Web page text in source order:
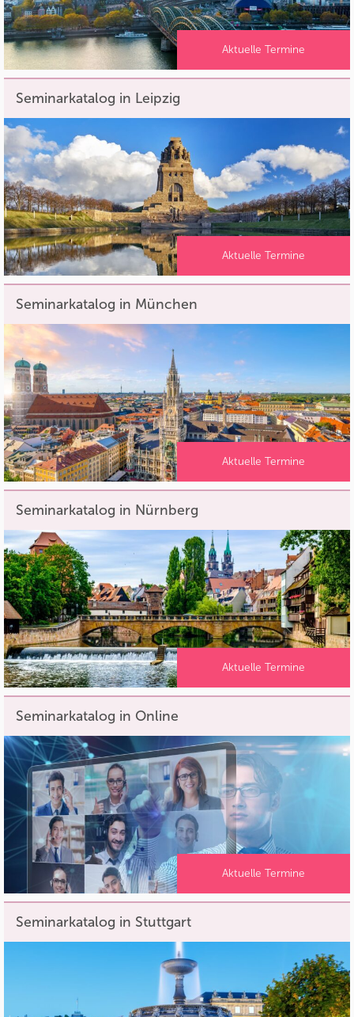
Aktuelle Termine
Seminarkatalog in Leipzig
Aktuelle Termine
Seminarkatalog in München
Aktuelle Termine
Seminarkatalog in Nürnberg
Aktuelle Termine
Seminarkatalog in Online
Aktuelle Termine
Seminarkatalog in Stuttgart